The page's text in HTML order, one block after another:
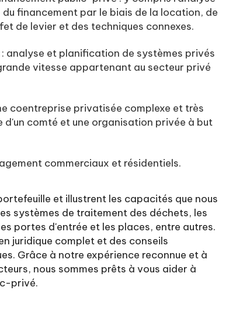
financement par le biais de la location, de
de levier et des techniques connexes.
analyse et planification de systèmes privés
vitesse appartenant au secteur privé
coentreprise privatisée complexe et très
comté et une organisation privée à but
commerciaux et résidentiels.
et illustrent les capacités que nous
systèmes de traitement des déchets, les
portes d'entrée et les places, entre autres.
juridique complet et des conseils
Grâce à notre expérience reconnue et à
nous sommes prêts à vous aider à
privé.